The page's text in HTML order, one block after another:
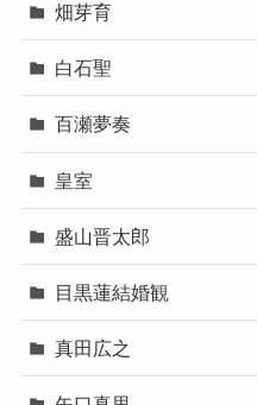
畑芽育
白石聖
百瀬夢奏
皇室
盛山晋太郎
目黒蓮結婚観
真田広之